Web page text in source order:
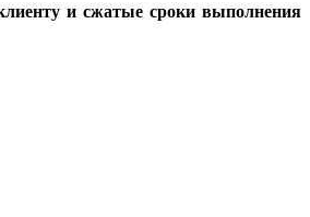
и сжатые сроки выполнения